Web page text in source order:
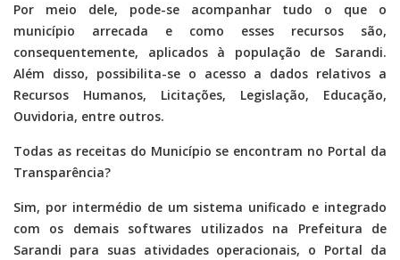
Por meio dele, pode-se acompanhar tudo o que o
município arrecada e como esses recursos são,
consequentemente, aplicados à população de Sarandi.
Além disso, possibilita-se o acesso a dados relativos a
Recursos Humanos, Licitações, Legislação, Educação,
Ouvidoria, entre outros.
Todas as receitas do Município se encontram no Portal da
Transparência?
Sim, por intermédio de um sistema unificado e integrado
com os demais softwares utilizados na Prefeitura de
Sarandi para suas atividades operacionais, o Portal da